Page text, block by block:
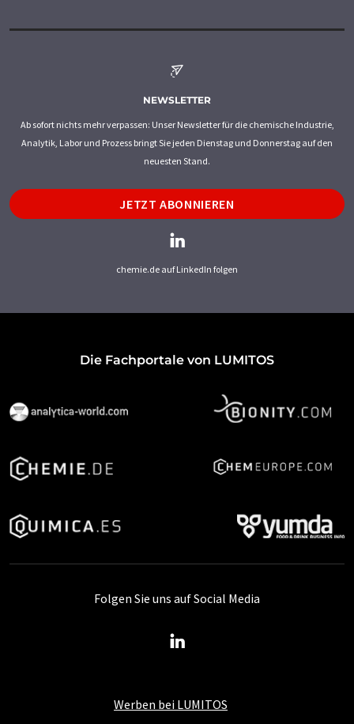
NEWSLETTER
Ab sofort nichts mehr verpassen: Unser Newsletter für die chemische Industrie,
Analytik, Labor und Prozess bringt Sie jeden Dienstag und Donnerstag auf den
neuesten Stand.
JETZT ABONNIEREN
chemie.de auf LinkedIn folgen
Die Fachportale von LUMITOS
Werben bei LUMITOS
Folgen Sie uns auf Social Media